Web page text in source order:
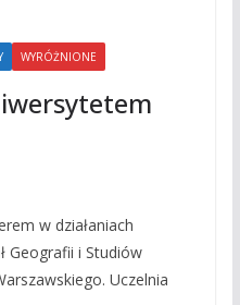
WYRÓŻNIONE
w działaniach
Geografii i Studiów
Uczelnia